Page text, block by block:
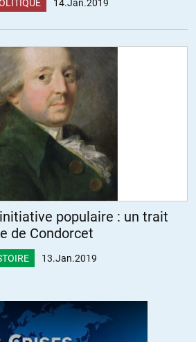
mais oui, en effet, il s’agit toujours
à 11h06
que 100 ans après, rien n’a changé.
à 11h40
coloniales, que ce soit pour
les capitalistes n’ont jamais
y compris la plus extrême, dès lors que
de ce type, et sous toutes les
14.Jan.2019
populaire : un trait
de Condorcet
13.Jan.2019